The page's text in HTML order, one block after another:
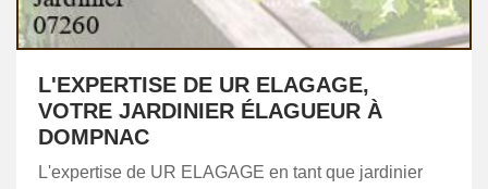
L'EXPERTISE DE UR ELAGAGE,
VOTRE JARDINIER ÉLAGUEUR À
DOMPNAC
L'expertise de UR ELAGAGE en tant que jardinier